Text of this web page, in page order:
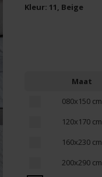
Kleur: 11, Beige
Maat
080x150 cm
120x170 cm
160x230 cm
200x290 cm